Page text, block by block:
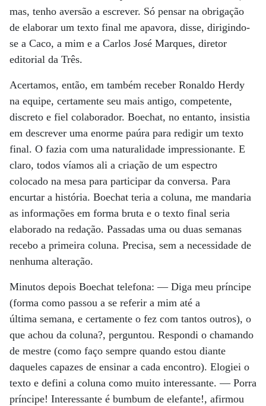
mas, tenho aversão a escrever. Só pensar na obrigação
de elaborar um texto final me apavora, disse, dirigindo-
se a Caco, a mim e a Carlos José Marques, diretor
editorial da Três.
Acertamos, então, em também receber Ronaldo Herdy
na equipe, certamente seu mais antigo, competente,
discreto e fiel colaborador. Boechat, no entanto, insistia
em descrever uma enorme paúra para redigir um texto
final. O fazia com uma naturalidade impressionante. E
claro, todos víamos ali a criação de um espectro
colocado na mesa para participar da conversa. Para
encurtar a história. Boechat teria a coluna, me mandaria
as informações em forma bruta e o texto final seria
elaborado na redação. Passadas uma ou duas semanas
recebo a primeira coluna. Precisa, sem a necessidade de
nenhuma alteração.
Minutos depois Boechat telefona:— Diga meu príncipe
(forma como passou a se referir a mim até a
última semana, e certamente o fez com tantos outros), o
que achou da coluna?, perguntou. Respondi o chamando
de mestre (como faço sempre quando estou diante
daqueles capazes de ensinar a cada encontro). Elogiei o
texto e defini a coluna como muito interessante.— Porra
príncipe! Interessante é bumbum de elefante!, afirmou